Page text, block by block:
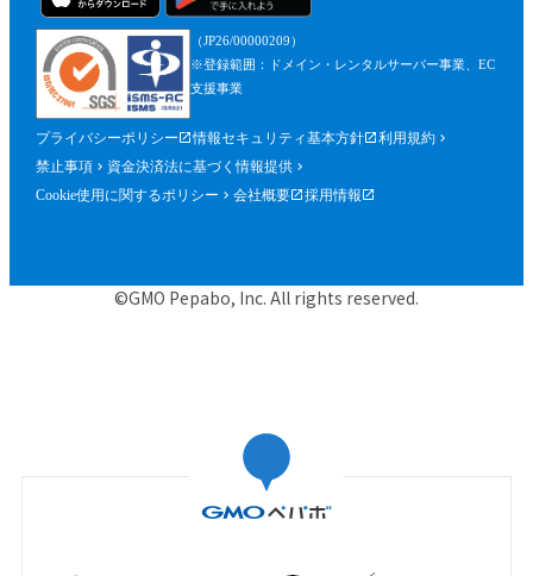
を含みます。）が確認できるものを含むが
これに限られません。）の提出を求めるこ
とができるものとし、参加者はこれに従う
ものとします。
第５条（参加申込）
参加申込は、当社が提供する申込専用ペー
当社は、前項に基づく参加申込について承
トの参加に関する契約（以下「参加契約」
といいます。）が成立するものとします。
当社は、申込者に対し、第１項に基づく参
（JP26/00000209）
※登録範囲：ドメイン・レンタルサーバー事業、EC
支援事業
プライバシーポリシー 情報セキュリティ基本方針
利用規約
禁止事項
資金決済法に基づく情報提供
Cookie使用に関するポリシー
会社概要 採用情報
©GMO Pepabo, Inc. All rights reserved.